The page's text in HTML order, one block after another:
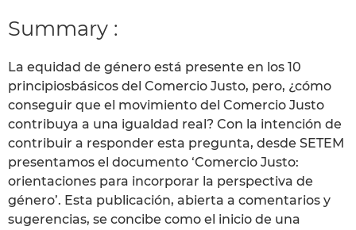
Summary :
La equidad de género está presente en los 10
principiosbásicos del Comercio Justo, pero, ¿cómo
conseguir que el movimiento del Comercio Justo
contribuya a una igualdad real? Con la intención de
contribuir a responder esta pregunta, desde SETEM
presentamos el documento ‘Comercio Justo:
orientaciones para incorporar la perspectiva de
género’. Esta publicación, abierta a comentarios y
sugerencias, se concibe como el inicio de una